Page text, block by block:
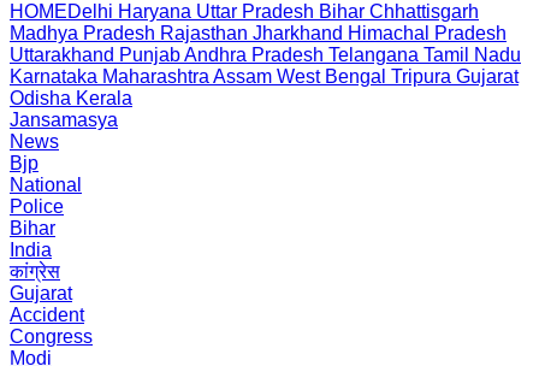
HOMEDelhi Haryana Uttar Pradesh Bihar Chhattisgarh
Madhya Pradesh Rajasthan Jharkhand Himachal Pradesh
Uttarakhand PunjabAndhra Pradesh Telangana Tamil Nadu
Karnataka Maharashtra Assam West Bengal Tripura Gujarat
Odisha Kerala
Jansamasya
News
Bjp
National
Police
Bihar
India
कांग्रेस
Gujarat
Accident
Congress
Modi